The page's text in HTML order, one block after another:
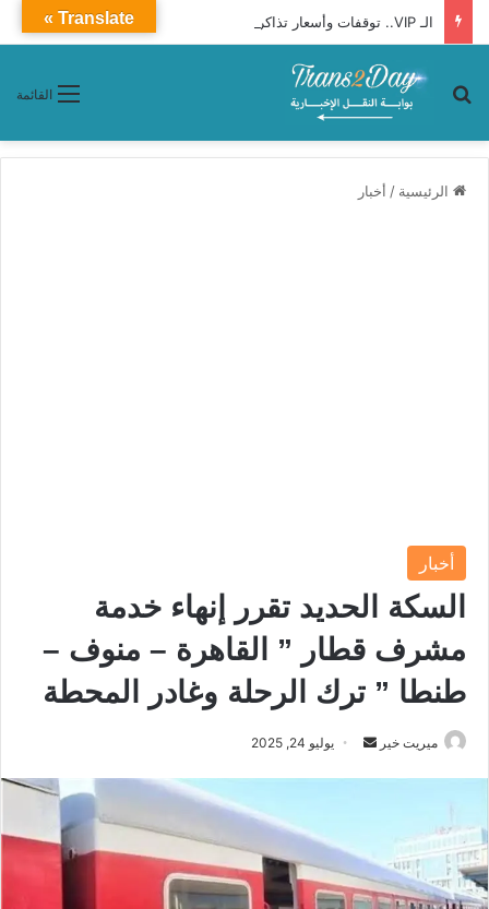
الـ VIP.. توقفات وأسعار تذاكر قطار 982 «القاهرة ـ جرجا»
القائمة بحث عن
الرئيسية / أخبار
أخبار
السكة الحديد تقرر إنهاء خدمة
مشرف قطار ” القاهرة – منوف –
طنطا ” ترك الرحلة وغادر المحطة
ميريت خير
ر
ي
يوليو 24, 2025
Translate »